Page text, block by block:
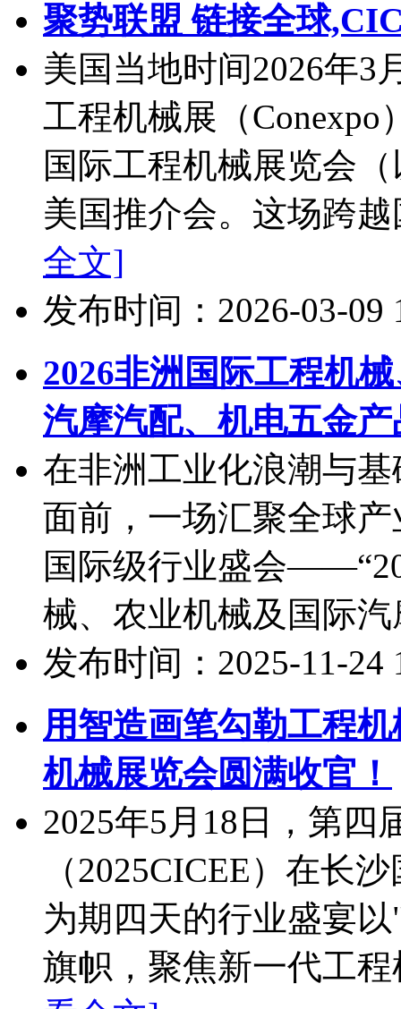
聚势联盟 链接全球
美国当地时间2026年3
工程机械展（Conexpo
国际工程机械展览会
美国推介会。这场跨
全文]
发布时间：2026-03-09
2026非洲国际工程机
汽摩汽配、机电五金产
在非洲工业化浪潮与
面前，一场汇聚全球
国际级行业盛会
械、农业机械及国际
发布时间：2025-11-24
用智造画笔勾勒工程
机械展览会圆满收官！
2025年5月18日，第四
（2025CICEE）在长
为期四天的行业盛宴
旗帜，聚焦新一代工